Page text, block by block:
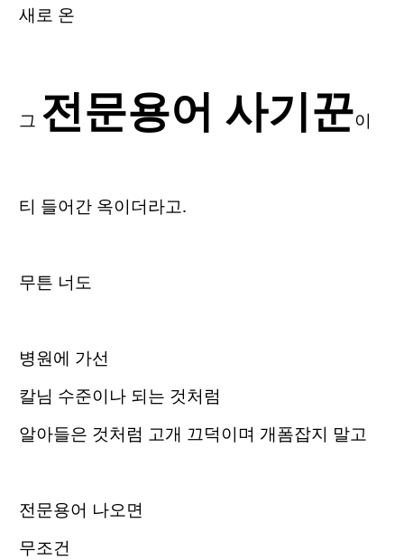
새로 온
그 전문용어 사기꾼이
티 들어간 옥이더라고.
무튼 너도
병원에 가선
칼님 수준이나 되는 것처럼
알아들은 것처럼 고개 끄덕이며 개폼잡지 말고
전문용어 나오면
무조건